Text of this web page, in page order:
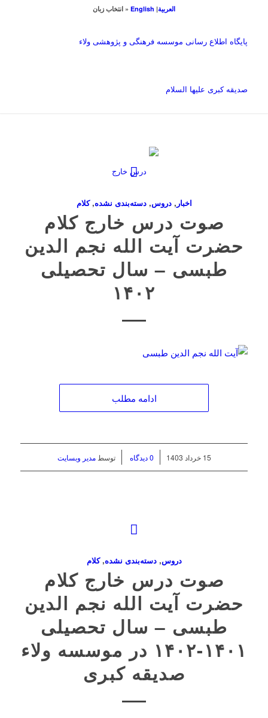
العربیة|
English « انتخاب زبان
پایگاه اطلاع رسانی موسسه فرهنگی و پژوهشی ولاء
صدیقه کبری علیها السلام
اخبار ,دروس,دسته‌بندی نشده,کلام
صوت درس خارج کلام
حضرت آیت الله نجم الدین
طبسی – سال تحصیلی
۱۴۰۲
ادامه مطلب
15 خرداد 1403 / 0 دیدگاه توسطمدیر وبسایت
دروس,دسته‌بندی نشده,کلام
صوت درس خارج کلام
حضرت آیت الله نجم الدین
طبسی – سال تحصیلی
۱۴۰۱-۱۴۰۲ در موسسه ولاء
صدیقه کبری